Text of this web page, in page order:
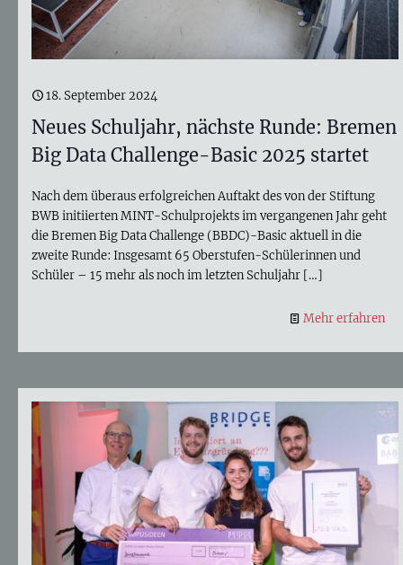
18. September 2024
Neues Schuljahr, nächste Runde: Bremen
Big Data Challenge-Basic 2025 startet
Nach dem überaus erfolgreichen Auftakt des von der Stiftung
BWB initiierten MINT-Schulprojekts im vergangenen Jahr geht
die Bremen Big Data Challenge (BBDC)-Basic aktuell in die
zweite Runde: Insgesamt 65 Oberstufen-Schülerinnen und
Schüler – 15 mehr als noch im letzten Schuljahr […]
Mehr erfahren